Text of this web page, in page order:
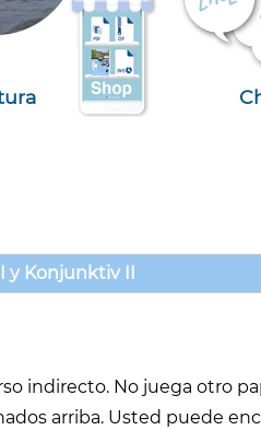
y Konjunktiv II
indirecto. No juega otro
arriba. Usted puede